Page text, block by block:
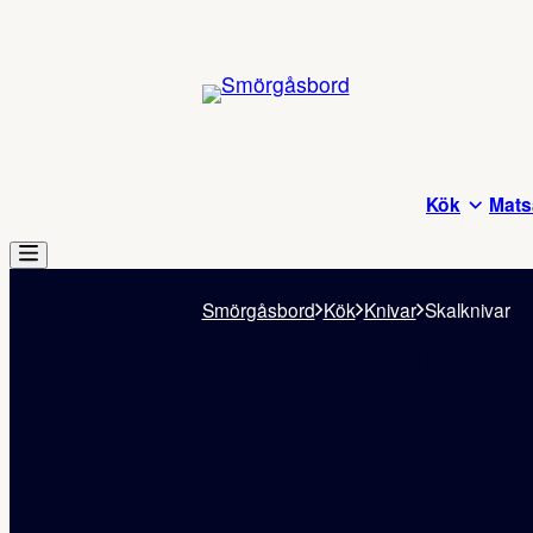
Kök
Smörgåsbord Kök Knivar Skalknivar